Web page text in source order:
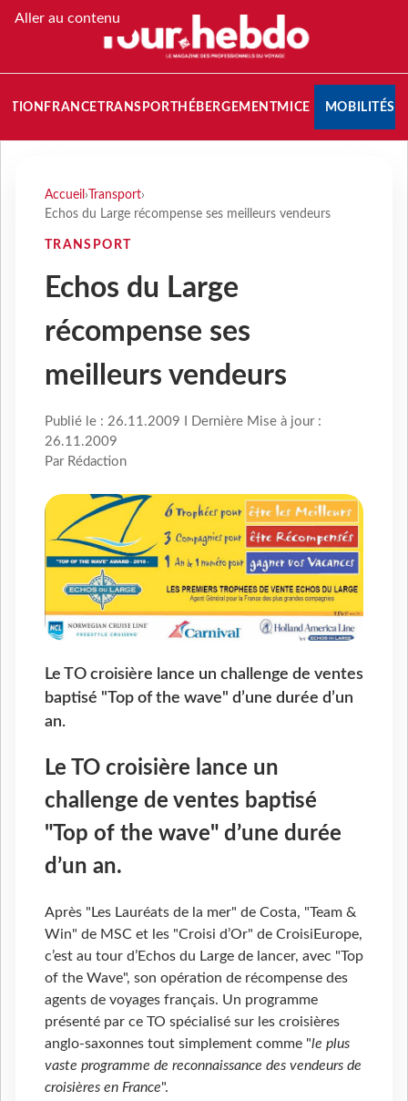
Aller au contenu
FRANCETRANSPORT HÉBERGEMENTMICE MOBILITÉS
Accueil › Transport›
Echos du Large récompense ses meilleurs vendeurs
TRANSPORT
Echos du Large
récompense ses
meilleurs vendeurs
Publié le : 26.11.2009 I Dernière Mise à jour :
26.11.2009
Par Rédaction
Le TO croisière lance un challenge de ventes
baptisé "Top of the wave" d’une durée d’un
an.
Le TO croisière lance un
challenge de ventes baptisé
"Top of the wave" d’une durée
d’un an.
Après "Les Lauréats de la mer" de Costa, "Team &
Win" de MSC et les "Croisi d’Or" de CroisiEurope,
c’est au tour d’Echos du Large de lancer, avec "Top
of the Wave", son opération de récompense des
agents de voyages français. Un programme
présenté par ce TO spécialisé sur les croisières
anglo-saxonnes tout simplement comme "le plus
vaste programme de reconnaissance des vendeurs de
croisières en France".